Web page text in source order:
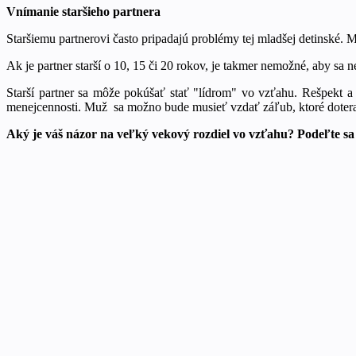
Vnímanie staršieho partnera
Staršiemu partnerovi často pripadajú problémy tej mladšej detinské.
Ak je partner starší o 10, 15 či 20 rokov, je takmer nemožné, aby sa
Starší partner sa môže pokúšať stať "lídrom" vo vzťahu. Rešpekt
menejcennosti. Muž sa možno bude musieť vzdať záľub, ktoré
Aký je váš názor na veľký vekový rozdiel vo vzťahu? Podeľte